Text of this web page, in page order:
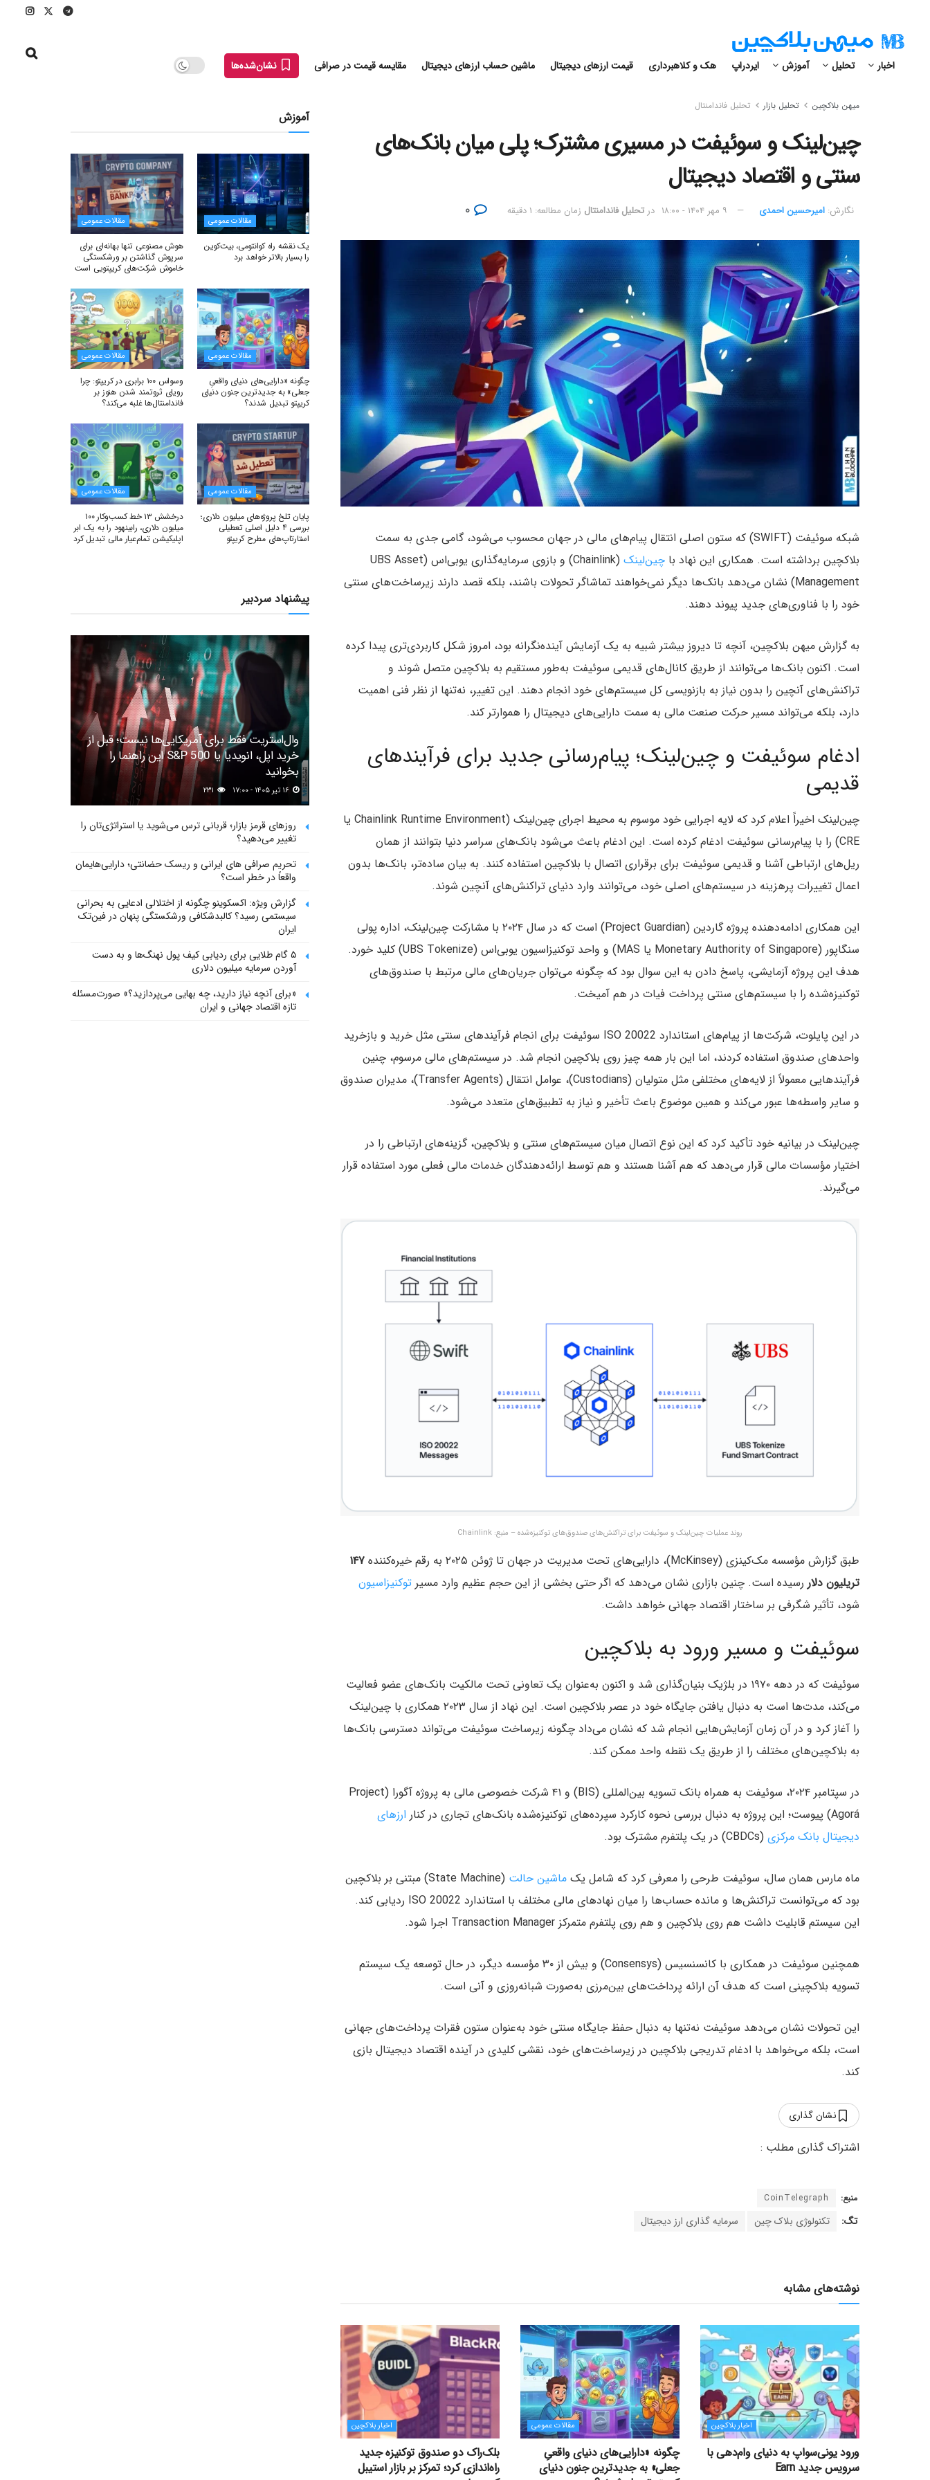
اخبار تحلیل آموزش ایردراپ هک و کلاهبرداری قیمت ارزهای دیجیتال ماشین حساب ارزهای دیجیتال مقایسه قیمت در صرافی نشان‌شده‌ها
میهن بلاکچین تحلیل بازار تحلیل فاندامنتال
چین‌لینک و سوئیفت در مسیری مشترک؛ پلی میان بانک‌های
سنتی و اقتصاد دیجیتال
نگارش:‌ امیرحسین احمدی ۹ مهر ۱۴۰۴ - ۱۸:۰۰ در تحلیل فاندامنتال زمان مطالعه: ۱ دقیقه
شبکه سوئیفت (SWIFT) که ستون اصلی انتقال پیام‌های مالی در جهان محسوب می‌شود، گامی جدی به سمت
بلاکچین برداشته است. همکاری این نهاد با چین‌لینک
(Chainlink) و بازوی سرمایه‌گذاری یوبی‌اس (UBS Asset
Management) نشان می‌دهد بانک‌ها دیگر نمی‌خواهند تماشاگر تحولات باشند، بلکه قصد دارند زیرساخت‌های سنتی
خود را با فناوری‌های جدید پیوند دهند.
به گزارش میهن بلاکچین، آنچه تا دیروز بیشتر شبیه به یک آزمایش آینده‌نگرانه بود، امروز شکل کاربردی‌تری پیدا کرده
است. اکنون بانک‌ها می‌توانند از طریق کانال‌های قدیمی سوئیفت به‌طور مستقیم به بلاکچین متصل شوند و
تراکنش‌های آنچین را بدون نیاز به بازنویسی کل سیستم‌های خود انجام دهند. این تغییر، نه‌تنها از نظر فنی اهمیت
دارد، بلکه می‌تواند مسیر حرکت صنعت مالی به سمت دارایی‌های دیجیتال را هموارتر کند.
ادغام سوئیفت و چین‌لینک؛ پیام‌رسانی جدید برای فرآیندهای
قدیمی
چین‌لینک اخیراً اعلام کرد که لایه اجرایی خود موسوم به محیط اجرای چین‌لینک (Chainlink Runtime Environment یا
CRE) را با پیام‌رسانی سوئیفت ادغام کرده است. این ادغام باعث می‌شود بانک‌های سراسر دنیا بتوانند از همان
ریل‌های ارتباطی آشنا و قدیمی سوئیفت برای برقراری اتصال با بلاکچین استفاده کنند. به بیان ساده‌تر، بانک‌ها بدون
اعمال تغییرات پرهزینه در سیستم‌های اصلی خود، می‌توانند وارد دنیای تراکنش‌های آنچین شوند.
این همکاری ادامه‌‌دهنده پروژه گاردین (Project Guardian) است که در سال ۲۰۲۴ با مشارکت چین‌لینک، اداره پولی
سنگاپور (Monetary Authority of Singapore یا MAS) و واحد توکنیزاسیون یوبی‌اس (UBS Tokenize) کلید خورد.
هدف این پروژه آزمایشی، پاسخ دادن به این سوال بود که چگونه می‌توان جریان‌های مالی مرتبط با صندوق‌های
توکنیزه‌شده را با سیستم‌های سنتی پرداخت فیات در هم آمیخت.
در این پایلوت، شرکت‌ها از پیام‌های استاندارد ISO 20022 سوئیفت برای انجام فرآیندهای سنتی مثل خرید و بازخرید
واحدهای صندوق استفاده کردند، اما این بار همه چیز روی بلاکچین انجام شد. در سیستم‌های مالی مرسوم، چنین
فرآیندهایی معمولاً از لایه‌های مختلفی مثل متولیان (Custodians)، عوامل انتقال (Transfer Agents)، مدیران صندوق
و سایر واسطه‌ها عبور می‌کند و همین موضوع باعث تأخیر و نیاز به تطبیق‌های متعدد می‌شود.
چین‌لینک در بیانیه خود تأکید کرد که این نوع اتصال میان سیستم‌های سنتی و بلاکچین، گزینه‌های ارتباطی را در
اختیار مؤسسات مالی قرار می‌دهد که هم آشنا هستند و هم توسط ارائه‌دهندگان خدمات مالی فعلی مورد استفاده قرار
می‌گیرند.
روند عملیات چین‌لینک و سوئیفت برای تراکنش‌های صندوق‌های توکنیزه‌شده – منبع: Chainlink
طبق گزارش مؤسسه مک‌کینزی (McKinsey)، دارایی‌های تحت مدیریت در جهان تا ژوئن ۲۰۲۵ به رقم خیره‌کننده
۱۴۷
تریلیون دلار رسیده است. چنین بازاری نشان می‌دهد که اگر حتی بخشی از این حجم عظیم وارد مسیر توکنیزاسیون
شود، تأثیر شگرفی بر ساختار اقتصاد جهانی خواهد داشت.
سوئیفت و مسیر ورود به بلاکچین
سوئیفت که در دهه ۱۹۷۰ در بلژیک بنیان‌گذاری شد و اکنون به‌عنوان یک تعاونی تحت مالکیت بانک‌های عضو فعالیت
می‌کند، مدت‌ها است به دنبال یافتن جایگاه خود در عصر بلاکچین است. این نهاد از سال ۲۰۲۳ همکاری با چین‌لینک
را آغاز کرد و در آن زمان آزمایش‌هایی انجام شد که نشان می‌داد چگونه زیرساخت سوئیفت می‌تواند دسترسی بانک‌ها
به بلاکچین‌های مختلف را از طریق یک نقطه واحد ممکن کند.
در سپتامبر ۲۰۲۴، سوئیفت به همراه بانک تسویه بین‌المللی (BIS) و ۴۱ شرکت خصوصی مالی به پروژه آگورا (Project
Agorá) پیوست؛ این پروژه به دنبال بررسی نحوه کارکرد سپرده‌های توکنیزه‌شده بانک‌های تجاری در کنار
ارزهای
دیجیتال بانک مرکزی (CBDCs) در یک پلتفرم مشترک بود.
ماه مارس همان سال، سوئیفت طرحی را معرفی کرد که شامل یک ماشین حالت
(State Machine) مبتنی بر بلاکچین
بود که می‌توانست تراکنش‌ها و مانده حساب‌ها را میان نهادهای مالی مختلف با استاندارد ISO 20022 ردیابی کند.
این سیستم قابلیت داشت هم روی بلاکچین و هم روی پلتفرم متمرکز Transaction Manager اجرا شود.
همچنین سوئیفت در همکاری با کانسنسیس (Consensys) و بیش از ۳۰ مؤسسه دیگر، در حال توسعه یک سیستم
تسویه بلاکچینی است که هدف آن ارائه پرداخت‌های بین‌مرزی به‌صورت شبانه‌روزی و آنی است.
این تحولات نشان می‌دهد سوئیفت نه‌تنها به دنبال حفظ جایگاه سنتی خود به‌عنوان ستون فقرات پرداخت‌های جهانی
است، بلکه می‌خواهد با ادغام تدریجی بلاکچین در زیرساخت‌های خود، نقشی کلیدی در آینده اقتصاد دیجیتال بازی
کند.
نشان گذاری
منبع: CoinTelegraph
تگ: تکنولوژی بلاک چین سرمایه گذاری ارز دیجیتال
نوشته‌های مشابه
اخبار بلاکچین
ورود یونی‌سواپ به دنیای وام‌دهی با
سرویس جدید Earn
مقالات عمومی
چگونه «دارایی‌های دنیای واقعیِ
جعلی» به جدیدترین جنون دنیای
اخبار بلاکچین
بلک‌راک دو صندوق توکنیزه جدید
راه‌اندازی کرد؛ تمرکز بر بازار استیبل
آموزش
مقالات عمومی
یک نقشه راه کوانتومی، بیت‌کوین
را بسیار بالاتر خواهد برد
مقالات عمومی
هوش مصنوعی تنها بهانه‌ای برای
سرپوش گذاشتن بر ورشکستگی
خاموش شرکت‌های کریپتویی است
مقالات عمومی
چگونه «دارایی‌های دنیای واقعیِ
جعلی» به جدیدترین جنون دنیای
کریپتو تبدیل شدند؟
مقالات عمومی
وسواس ۱۰۰ برابری در کریپتو: چرا
رویای ثروتمند شدن هنوز بر
فاندامنتال‌ها غلبه می‌کند؟
مقالات عمومی
پایان تلخ پروژه‌های میلیون دلاری؛
بررسی ۴ دلیل اصلی تعطیلی
استارتاپ‌های مطرح کریپتو
مقالات عمومی
درخشش ۱۳ خط کسب‌وکار ۱۰۰
میلیون دلاری، رابینهود را به یک ابر
اپلیکیشن تمام‌عیار مالی تبدیل کرد
پیشنهاد سردبیر
وال‌استریت فقط برای آمریکایی‌ها نیست؛ قبل از
خرید اپل، انویدیا یا S&P 500 این راهنما را
بخوانید
روزهای قرمز بازار؛ قربانی ترس می‌شوید یا استراتژی‌تان را
تغییر می‌دهید؟
تحریم صرافی های ایرانی و ریسک حضانتی؛ دارایی‌هایمان
واقعاً در خطر است؟
گزارش ویژه: اکسکوینو چگونه از اختلالی ادعایی به بحرانی
سیستمی رسید؟ کالبدشکافی ورشکستگی پنهان در فین‌تک
ایران
۵ گام طلایی برای ردیابی کیف پول‌ نهنگ‌ها و به دست
آوردن سرمایه میلیون دلاری
«برای آنچه نیاز دارید، چه بهایی می‌پردازید؟» صورت‌مسئله
تازه اقتصاد جهانی و ایران